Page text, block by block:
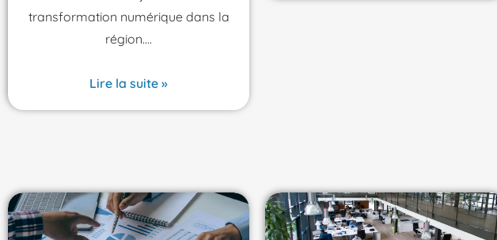
transformation numérique dans la
région.
Lire la suite »